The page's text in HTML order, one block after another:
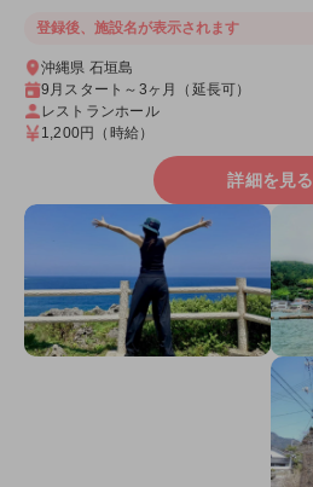
登録後、施設名が表示されます
沖縄県 石垣島
9月スタート～3ヶ月（延長可）
レストランホール
1,200円
（時給）
詳細を見る